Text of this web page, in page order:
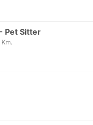
- Pet Sitter
Km.